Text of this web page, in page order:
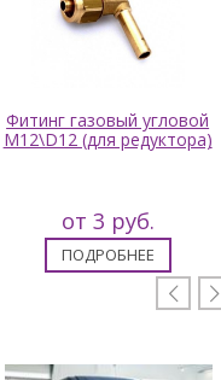
Фитинг газовый угловой
М12\D12 (для редуктора)
от 3 руб.
ПОДРОБНЕЕ
 